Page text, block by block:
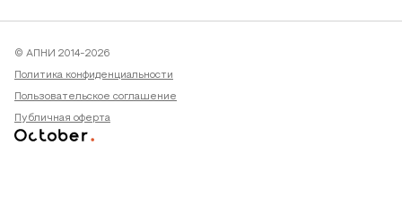
© АПНИ 2014-2026
Политика конфиденциальности
Пользовательское соглашение
Публичная оферта